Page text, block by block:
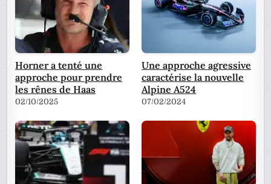
Horner a tenté une
approche pour prendre
les rênes de Haas
02/10/2025
Une approche agressive
caractérise la nouvelle
Alpine A524
07/02/2024